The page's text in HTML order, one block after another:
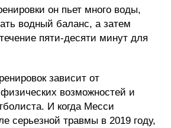
он пьет много воды,
водный баланс, а затем
пяти-десяти минут для
зависит от
возможностей и
И когда Месси
серьезной травмы в 2019 году,